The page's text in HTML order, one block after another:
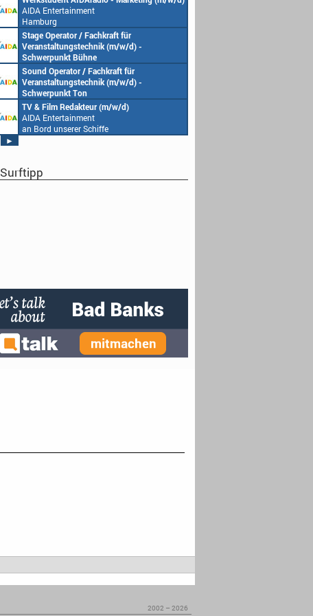
AIDA Entertainment
Hamburg
Stage Operator / Fachkraft für
Veranstaltungstechnik (m/w/d) -
Schwerpunkt Bühne
AIDA Entertainment
an Bord unserer Schiffe
Sound Operator / Fachkraft für
Veranstaltungstechnik (m/w/d) -
Schwerpunkt Ton
AIDA Entertainment
an Bord unserer Schiffe
TV & Film Redakteur (m/w/d)
AIDA Entertainment
an Bord unserer Schiffe
►
Surftipp
2002 – 2026